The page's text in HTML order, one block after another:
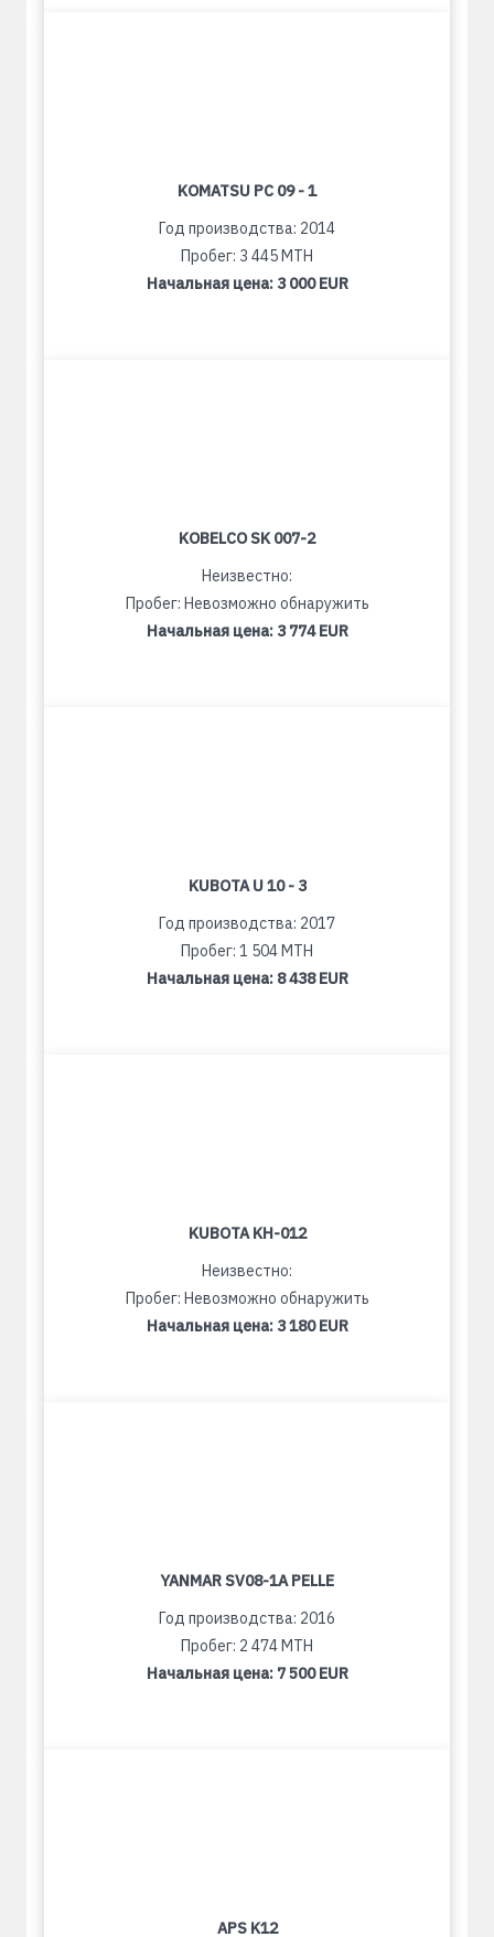
KOMATSU PC 09 - 1
Год производства: 2014
Пробег: 3 445 MTH
Начальная цена: 3 000 EUR
KOBELCO SK 007-2
Неизвестно:
Пробег: Невозможно обнаружить
Начальная цена: 3 774 EUR
KUBOTA U 10 - 3
Год производства: 2017
Пробег: 1 504 MTH
Начальная цена: 8 438 EUR
KUBOTA KH-012
Неизвестно:
Пробег: Невозможно обнаружить
Начальная цена: 3 180 EUR
YANMAR SV08-1A PELLE
Год производства: 2016
Пробег: 2 474 MTH
Начальная цена: 7 500 EUR
APS K12